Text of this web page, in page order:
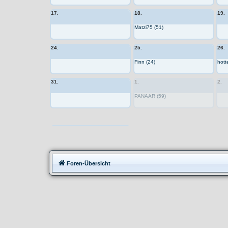
17. 18.
Matzi75 (51)
19.
24. 25.
Finn (24)
26.
31. 1.
PANAAR (59)
2.
Foren-Übersicht